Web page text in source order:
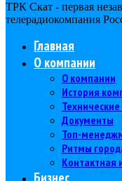
ТРК Скат - первая
телерадиокомпания
Главная
О компании
О компании
История
Документы
Топ-
Ритмы
Контактная
Бизнес